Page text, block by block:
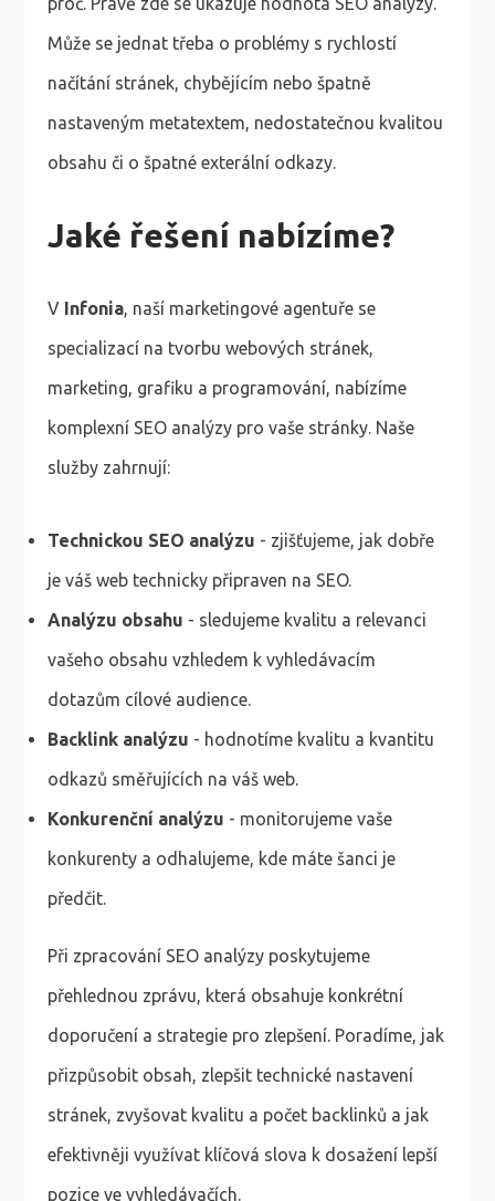
Může se jednat třeba o problémy s rychlostí
načítání stránek, chybějícím nebo špatně
nastaveným metatextem, nedostatečnou kvalitou
obsahu či o špatné exterální odkazy.
Jaké řešení nabízíme?
V Infonia, naší marketingové agentuře se
specializací na tvorbu webových stránek,
marketing, grafiku a programování, nabízíme
komplexní SEO analýzy pro vaše stránky. Naše
služby zahrnují:
Technickou SEO analýzu - zjišťujeme, jak dobře
je váš web technicky připraven na SEO.
Analýzu obsahu - sledujeme kvalitu a relevanci
vašeho obsahu vzhledem k vyhledávacím
dotazům cílové audience.
Backlink analýzu - hodnotíme kvalitu a kvantitu
odkazů směřujících na váš web.
Konkurenční analýzu - monitorujeme vaše
konkurenty a odhalujeme, kde máte šanci je
předčit.
Při zpracování SEO analýzy poskytujeme
přehlednou zprávu, která obsahuje konkrétní
doporučení a strategie pro zlepšení. Poradíme, jak
přizpůsobit obsah, zlepšit technické nastavení
stránek, zvyšovat kvalitu a počet backlinků a jak
efektivněji využívat klíčová slova k dosažení lepší
pozice ve vyhledávačích.